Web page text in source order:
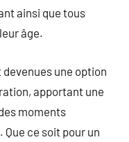
ainsi que tous
âge.
une option
apportant une
moments
ce soit pour un